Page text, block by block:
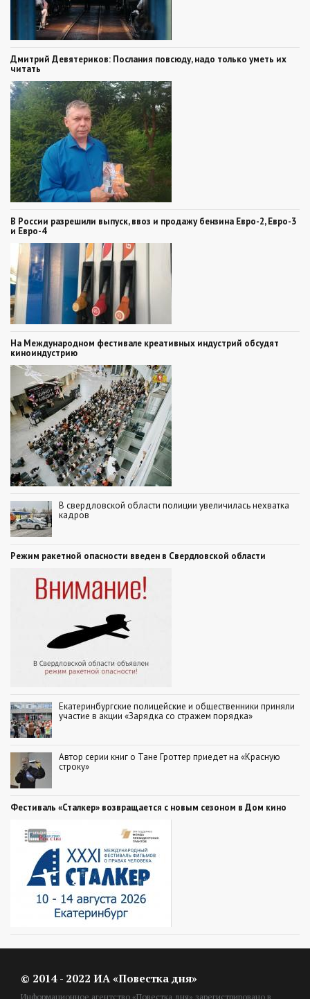
Дмитрий Девятериков: Послания повсюду, надо только уметь их
читать
В России разрешили выпуск, ввоз и продажу бензина Евро-2, Евро-3
и Евро-4
На Международном фестивале креативных индустрий обсудят
киноиндустрию
В свердловской области полиции увеличилась нехватка
кадров
Режим ракетной опасности введен в Свердловской области
Екатеринбургские полицейские и общественники приняли
участие в акции «Зарядка со стражем порядка»
Автор серии книг о Тане Гроттер приедет на «Красную
строку»
Фестиваль «Сталкер» возвращается с новым сезоном в Дом кино
© 2014 - 2022 ИА «Повестка дня»
Информационное агентство «Повестка дня» зарегистрировано в